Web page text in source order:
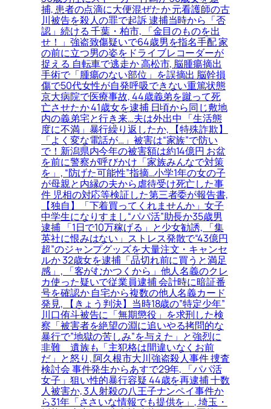
捕, 患者の点滴に大便混ぜたか 元看護師の古
川被告を殺人の罪で起訴 逮捕当時から「否
認」続ける 千葉・柏市, 「金目のものを出
せ！」強盗致傷疑いで64歳男を指名手配 家
の前に立つ男の姿をドライブレコーダーが
捉える 自転車で逃走か 高松市, 脳腫瘍摘出
手術で「腫瘍のない部位」を誤摘出 脳幹損
傷で50代女性が自発呼吸できない重篤状態
京大病院で医療事故, 44歳義弟を蹴って死
亡させたか 41歳女を逮捕 日頃から同じ敷地
内の義弟宅と行き来…夫は外出中 「生活態
度に不満」暴行繰り返したか, 【特殊詐欺】
「よく変な電話が…」被害は“家族”で防い
で！新潟県内今年の被害額は約14億円 お盆
を前に警察が呼びかけ「家族みんなで対策
を」, “防げた可能性”指摘…小学1年の女の子
が母親と内縁の夫から虐待受け死亡した事
件 児相の対応等検証した第三者委が報告書,
【独自】「下着買ってくれませんか」女子
中学生になりすまし“パパ活”助長か35歳男
逮捕 「1日で10万稼げる」と少女勧誘, 「集
英社に恨みはない」ストレス発散で“43億円
超”のジャンプグッズを大量注文・キャンセ
ルか 32歳女を逮捕「品切れ前に買うと満足
感」, 「客がむかつくから」他人名義のクレ
カ使った疑いで従業員逮捕 会計時に暗証番
号を確認か 自宅から複数の他人名義カード
発見, 【きょう判決】当時18歳の”特定少年”
川口侑斗被告に「無期懲役」を求刑した検
察「被害者を絶望の淵に追いやる拷問的な
暴行で”地獄の苦しみ”を与えた」と強烈に
非難＿遺族も「主犯格は間違いなくお前
だ」と怒り, 阿久根市大川強盗殺人事件 捜査
検討会 事件発生からあすで29年, 「パパ活
女子」狙い性的暴行容疑 44歳を再逮捕 十数
人被害か, 3人射殺の八王子ナンペイ事件か
ら31年「ささいな情報でも提供を」, 埼玉・